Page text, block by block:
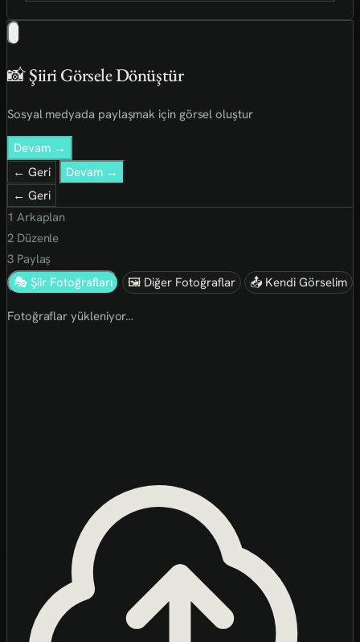
📸 Şiiri Görsele Dönüştür
Sosyal medyada paylaşmak için görsel oluştur
Devam →
← Geri
Devam →
← Geri
1 Arkaplan
2Düzenle
3Paylaş
🎭 Şiir Fotoğrafları
🖼 Diğer Fotoğraflar 📤 Kendi Görselim
Fotoğraflar yükleniyor…